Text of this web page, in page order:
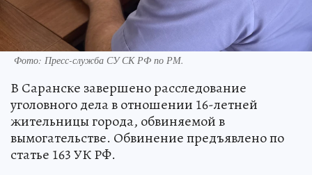
Фото: Пресс-служба СУ СК РФ по РМ.
В Саранске завершено расследование
уголовного дела в отношении 16-летней
жительницы города, обвиняемой в
вымогательстве. Обвинение предъявлено по
статье 163 УК РФ.